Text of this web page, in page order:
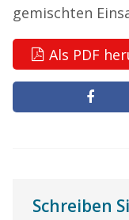
gemischten
Als PDF
Schreiben